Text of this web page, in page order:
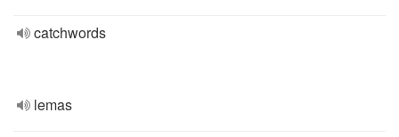
catchwords
lemas